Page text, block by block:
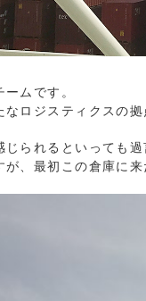
ムです。
ロジスティクスの拠
られるといっても過
、最初この倉庫に来